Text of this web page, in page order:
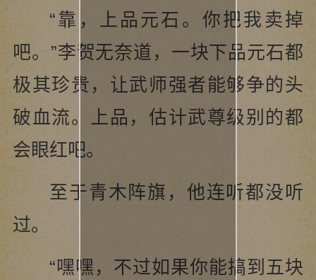
“靠，上品元石。你把我卖掉
吧。”李贺无奈道，一块下品元石都
极其珍贵，让武师强者能够争的头
破血流。上品，估计武尊级别的都
会眼红吧。
至于青木阵旗，他连听都没听
过。
“嘿嘿，不过如果你能搞到五块